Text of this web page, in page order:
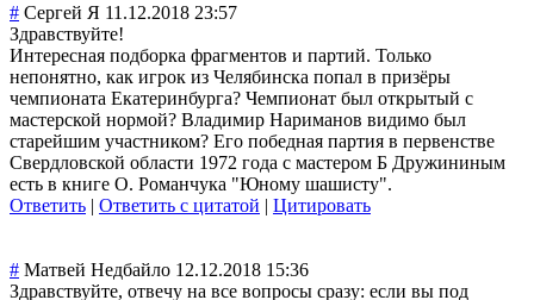
# Сергей Я 11.12.2018 23:57
Здравствуйте!
Интересная подборка фрагментов и партий. Только
непонятно, как игрок из Челябинска попал в призёры
чемпионата Екатеринбурга? Чемпионат был открытый с
мастерской нормой? Владимир Нариманов видимо был
старейшим участником? Его победная партия в первенстве
Свердловской области 1972 года с мастером Б Дружининым
есть в книге О. Романчука "Юному шашисту".
Ответить | Ответить с цитатой | Цитировать
# Матвей Недбайло 12.12.2018 15:36
Здравствуйте, отвечу на все вопросы сразу: если вы под